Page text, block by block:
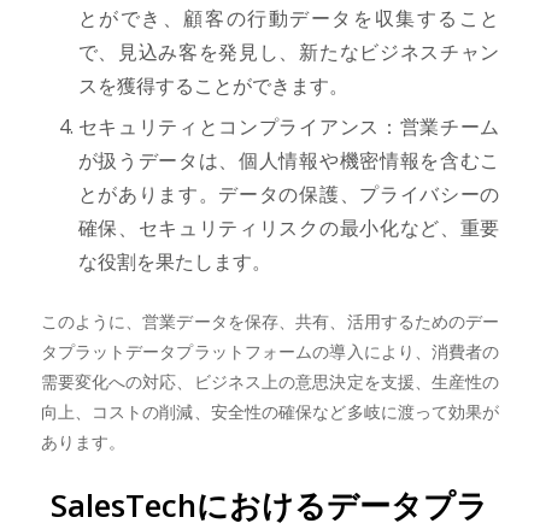
とができ、顧客の行動データを収集すること
で、見込み客を発見し、新たなビジネスチャン
スを獲得することができます。
セキュリティとコンプライアンス：営業チーム
が扱うデータは、個人情報や機密情報を含むこ
とがあります。データの保護、プライバシーの
確保、セキュリティリスクの最小化など、重要
な役割を果たします。
このように、営業データを保存、共有、活用するためのデー
タプラットデータプラットフォームの導入により、消費者の
需要変化への対応、ビジネス上の意思決定を支援、生産性の
向上、コストの削減、安全性の確保など多岐に渡って効果が
あります。
SalesTechにおけるデータプラ